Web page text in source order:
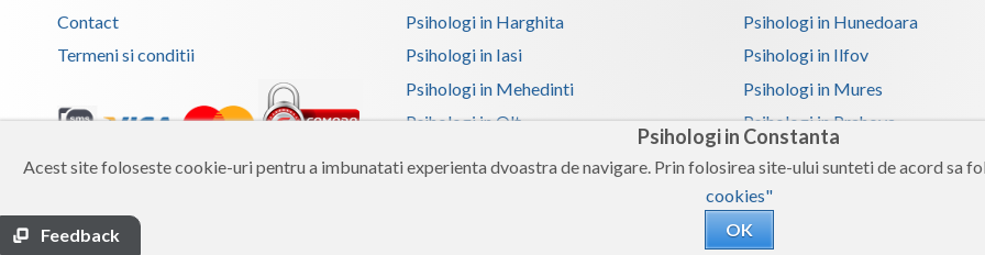
Psihologi in Constanta
Acest site foloseste cookie-uri pentru a imbunatati experienta dvoastra de navigare. Prin folosirea site-ului sunteti de acord sa
cookies"
OK
Feedback
Contact
Termeni si conditii
Copyright 2026 Reframing SRL
Built from scratch with
Psihologi in Harghita
Psihologi in Hunedoara
Psihologi in Iasi
Psihologi in Ilfov
Psihologi in Mehedinti
Psihologi in Mures
Psihologi in Olt
Psihologi in Prahova
Psihologi in Timis
Psihologi in Vaslui